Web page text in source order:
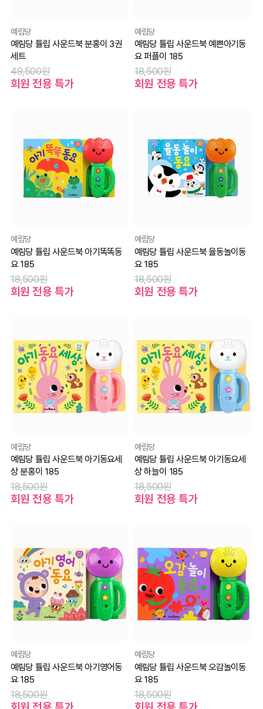
예림당
예림당 튤립 사운드북 분홍이 3권
세트
49,500원
회원 전용 특가
예림당
예림당 튤립 사운드북 예쁜아기동
요 퍼플이 185
18,500원
회원 전용 특가
예림당
예림당 튤립 사운드북 아기똑똑동
요 185
18,500원
회원 전용 특가
예림당
예림당 튤립 사운드북 율동놀이동
요 185
18,500원
회원 전용 특가
예림당
예림당 튤립 사운드북 아기동요세
상 분홍이 185
18,500원
회원 전용 특가
예림당
예림당 튤립 사운드북 아기동요세
상 하늘이 185
18,500원
회원 전용 특가
예림당
예림당 튤립 사운드북 아기영어동
요 185
18,500원
예림당
예림당 튤립 사운드북 오감놀이동
요 185
18,500원